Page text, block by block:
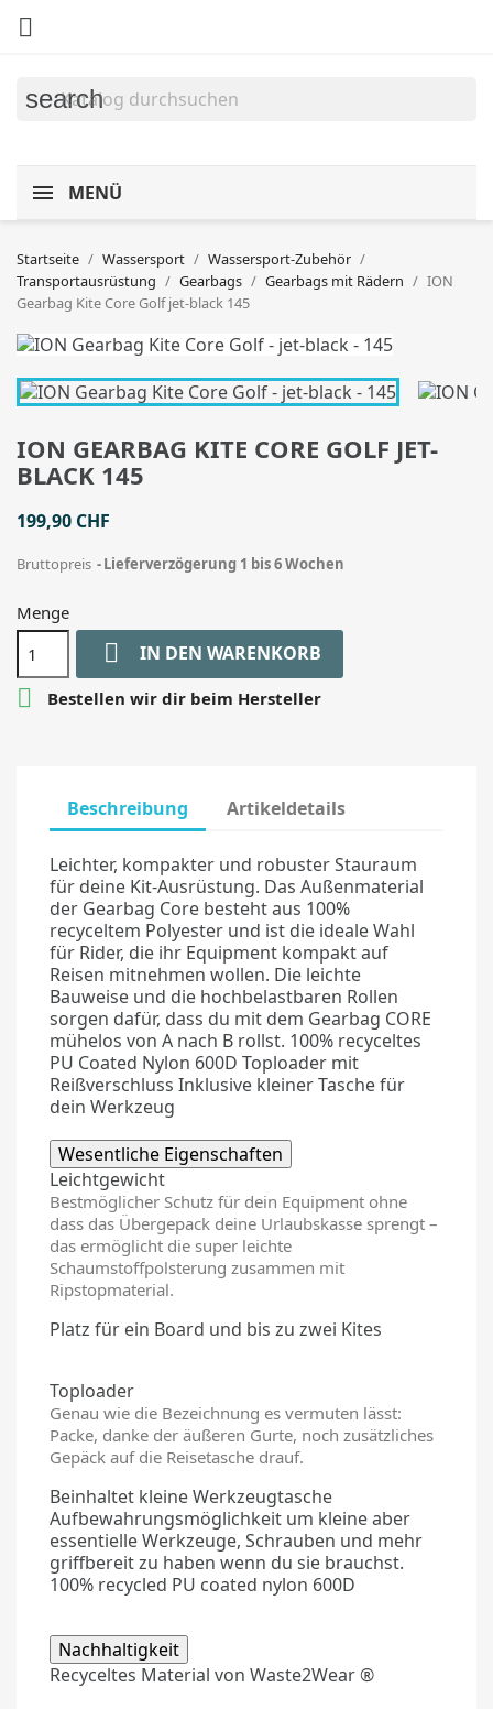

search
MENÜ
Startseite Wassersport
Wassersport-Zubehör
Transportausrüstung
Gearbags Gearbags mit Rädern
ION
Gearbag Kite Core Golf jet-black 145
ION GEARBAG KITE CORE GOLF JET-
BLACK 145
199,90 CHF
Bruttopreis Lieferverzögerung 1 bis 6 Wochen
Menge
 IN DEN WARENKORB
 Bestellen wir dir beim Hersteller
Beschreibung Artikeldetails
Leichter, kompakter und robuster Stauraum
für deine Kit-Ausrüstung. Das Außenmaterial
der Gearbag Core besteht aus 100%
recyceltem Polyester und ist die ideale Wahl
für Rider, die ihr Equipment kompakt auf
Reisen mitnehmen wollen. Die leichte
Bauweise und die hochbelastbaren Rollen
sorgen dafür, dass du mit dem Gearbag CORE
mühelos von A nach B rollst. 100% recyceltes
PU Coated Nylon 600D Toploader mit
Reißverschluss Inklusive kleiner Tasche für
dein Werkzeug
Wesentliche Eigenschaften
Leichtgewicht
Bestmöglicher Schutz für dein Equipment ohne
dass das Übergepack deine Urlaubskasse sprengt –
das ermöglicht die super leichte
Schaumstoffpolsterung zusammen mit
Ripstopmaterial.
Platz für ein Board und bis zu zwei Kites
Toploader
Genau wie die Bezeichnung es vermuten lässt:
Packe, danke der äußeren Gurte, noch zusätzliches
Gepäck auf die Reisetasche drauf.
Beinhaltet kleine Werkzeugtasche
Aufbewahrungsmöglichkeit um kleine aber
essentielle Werkzeuge, Schrauben und mehr
griffbereit zu haben wenn du sie brauchst.
100% recycled PU coated nylon 600D
Nachhaltigkeit
Recyceltes Material von Waste2Wear ®